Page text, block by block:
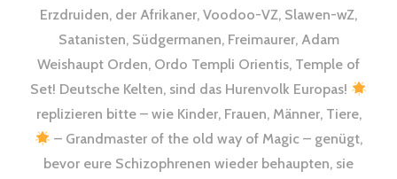
Erzdruiden, der Afrikaner, Voodoo-VZ, Slawen-wZ,
Satanisten, Südgermanen, Freimaurer, Adam
Weishaupt Orden, Ordo Templi Orientis, Temple of
Set! Deutsche Kelten, sind das Hurenvolk Europas!
replizieren bitte – wie Kinder, Frauen, Männer, Tiere,
– Grandmaster of the old way of Magic – genügt,
bevor eure Schizophrenen wieder behaupten, sie